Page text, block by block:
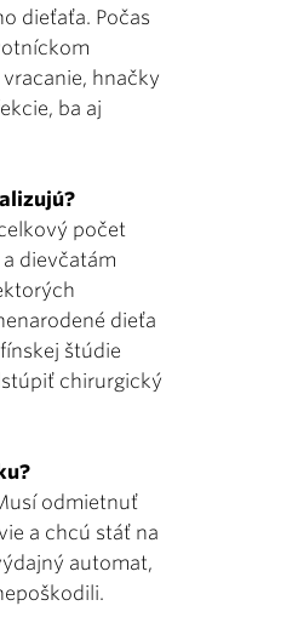
dieťaťa. Počas
hnačky
ba aj
počet
dievčatám
dieťa
štúdie
chirurgický
odmietnuť
a chcú stáť na
automat,